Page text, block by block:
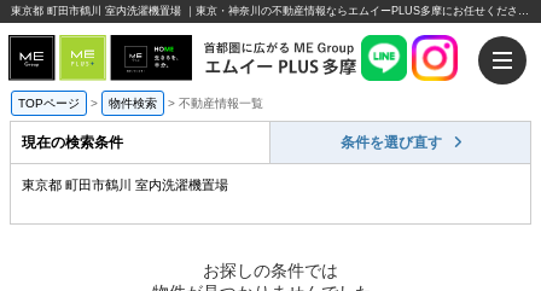
東京都 町田市鶴川 室内洗濯機置場 ｜東京・神奈川の不動産情報ならエムイーPLUS多摩にお任せください。
TOPページ > 物件検索 > 不動産情報一覧
現在の検索条件 条件を選び直す
東京都 町田市鶴川 室内洗濯機置場
お探しの条件では